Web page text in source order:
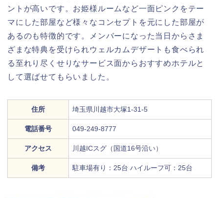
ントが高いです。お姫様ルームなど一面ピンクをテー
マにした部屋など様々なコンセプトを元にした部屋が
あるのも特徴的です。メンバーになった当日からさま
ざまな特典を受けられウェルカムデザートも食べられ
る至れり尽くせりなサービス面からおすすめホテルと
して選ばせてもらいました。
住所 埼玉県川越市大塚1-31-5
電話番号 049-249-8777
アクセス 川越ICスグ（国道16号沿い）
備考 駐車場有り：25台 ハイルーフ可：25台